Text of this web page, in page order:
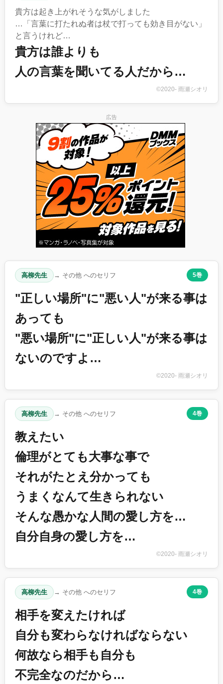
貴方は起き上がれそうな気がしました
…「言葉に打たれぬ者は杖で打っても効き目がない」
と言うけれど…
貴方は誰よりも
人の言葉を聞いてる人だから…
©2020- 雨瀬シオリ
広告
高柳先生 → その他 へのセリフ 5巻
"正しい場所"に"悪い人"が来る事は
あっても
"悪い場所"に"正しい人"が来る事は
ないのですよ…
©2020- 雨瀬シオリ
高柳先生 → その他 へのセリフ 4巻
教えたい
倫理がとても大事な事で
それがたとえ分かっても
うまくなんて生きられない
そんな愚かな人間の愛し方を…
自分自身の愛し方を…
©2020- 雨瀬シオリ
高柳先生 → その他 へのセリフ 4巻
相手を変えたければ
自分も変わらなければならない
何故なら相手も自分も
不完全なのだから…